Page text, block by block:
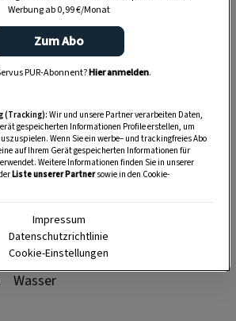
SPEICHERN DRUCKEN
Nougat-Ganache
Nougat
Bitterkuvertüre
Schlagobers
Wasser
Werbung ab 0,99 €/Monat
Zum Abo
PUR-Abonnent?Hier anmelden.
(Tracking):Wir und unsere Partner verarbeiten Daten,
gespeicherten Informationen Profile erstellen, um
Wenn Sie ein werbe– und trackingfreies Abo
auf Ihrem Gerät gespeicherten Informationen für
Weitere Informationen finden Sie in unserer
Liste unserer Partnersowie in den Cookie-
Impressum
Datenschutzrichtlinie
Cookie-Einstellungen